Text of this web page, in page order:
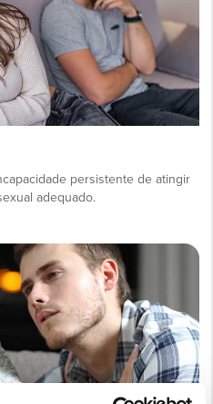
persistente de atingir
adequado.